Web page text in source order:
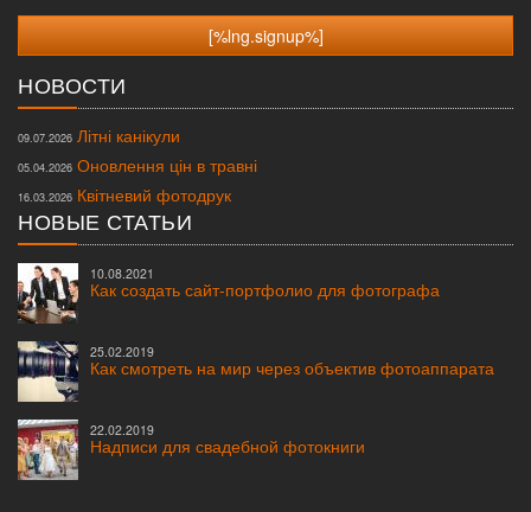
НОВОСТИ
09.07.2026 Літні канікули
05.04.2026 Оновлення цін в травні
16.03.2026 Квітневий фотодрук
НОВЫЕ СТАТЬИ
10.08.2021
Как создать сайт-портфолио для фотографа
25.02.2019
Как смотреть на мир через объектив фотоаппарата
22.02.2019
Надписи для свадебной фотокниги